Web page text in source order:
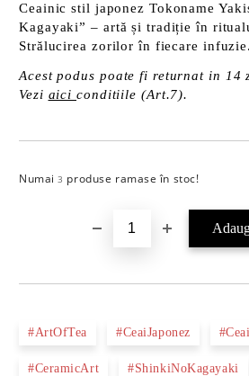
Ceainic stil japonez Tokoname
Kagayaki” – artă și tradiție în
Strălucirea zorilor în fiecare infuzie.
Acest podus poate fi returnat in 14
Vezi aici conditiile (Art.7).
Numai3 produse ramase în stoc!
#ArtOfTea #CeaiJaponez
#CeramicArt #ShinkiNoKagayaki